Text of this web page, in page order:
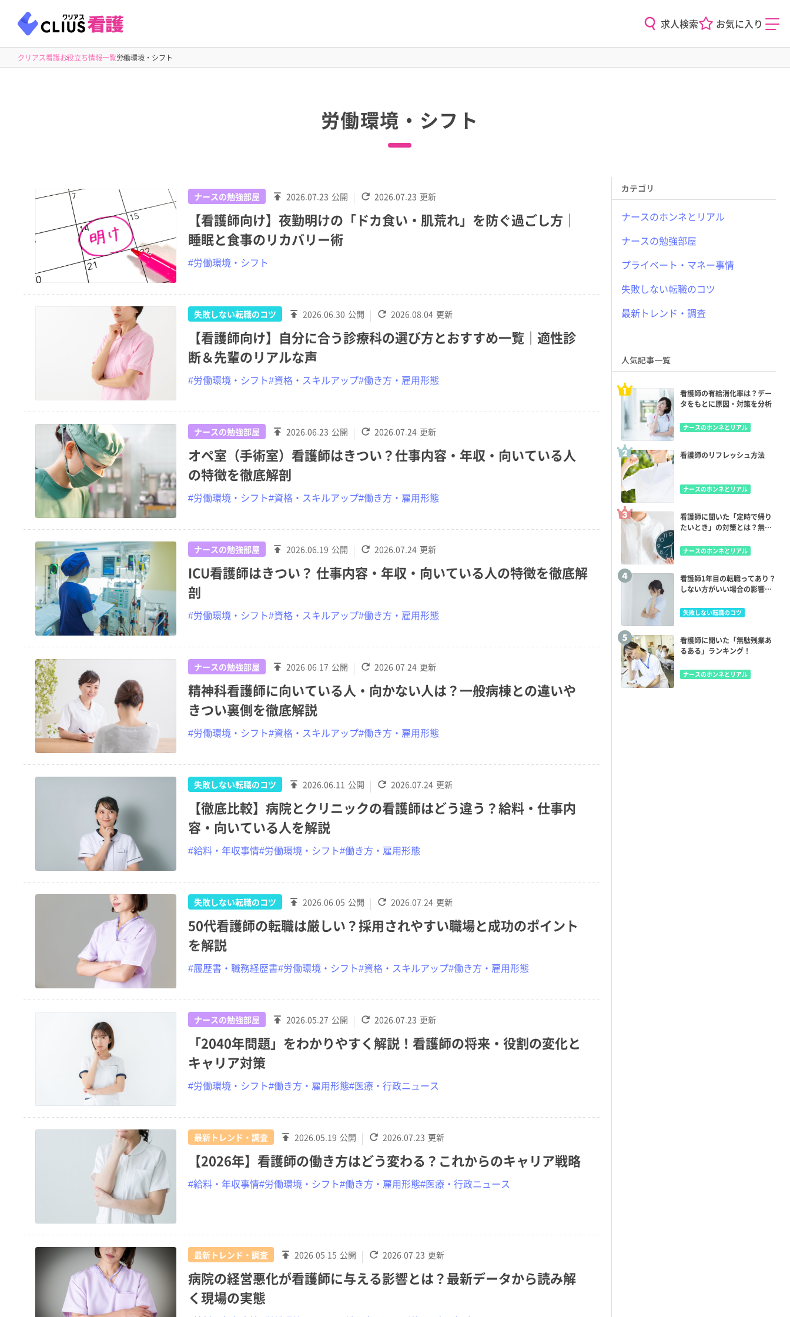
求人検索 お気に入り
クリアス看護お役立ち情報一覧労働環境・シフト
労働環境・シフト
ナースの勉強部屋 2026.07.23 公開 2026.07.23 更新
【看護師向け】夜勤明けの「ドカ食い・肌荒れ」を防ぐ過ごし方｜
睡眠と食事のリカバリー術
#労働環境・シフト
失敗しない転職のコツ 2026.06.30 公開 2026.08.04 更新
【看護師向け】自分に合う診療科の選び方とおすすめ一覧｜適性診
断＆先輩のリアルな声
#労働環境・シフト#資格・スキルアップ#働き方・雇用形態
ナースの勉強部屋 2026.06.23 公開 2026.07.24 更新
オペ室（手術室）看護師はきつい？仕事内容・年収・向いている人
の特徴を徹底解剖
#労働環境・シフト#資格・スキルアップ#働き方・雇用形態
ナースの勉強部屋 2026.06.19 公開 2026.07.24 更新
ICU看護師はきつい？ 仕事内容・年収・向いている人の特徴を徹底解
剖
#労働環境・シフト#資格・スキルアップ#働き方・雇用形態
ナースの勉強部屋 2026.06.17 公開 2026.07.24 更新
精神科看護師に向いている人・向かない人は？一般病棟との違いや
きつい裏側を徹底解説
#労働環境・シフト#資格・スキルアップ#働き方・雇用形態
失敗しない転職のコツ 2026.06.11 公開 2026.07.24 更新
【徹底比較】病院とクリニックの看護師はどう違う？給料・仕事内
容・向いている人を解説
#給料・年収事情#労働環境・シフト#働き方・雇用形態
失敗しない転職のコツ 2026.06.05 公開 2026.07.24 更新
50代看護師の転職は厳しい？採用されやすい職場と成功のポイント
を解説
#履歴書・職務経歴書#労働環境・シフト#資格・スキルアップ#働き方・雇用形態
ナースの勉強部屋 2026.05.27 公開 2026.07.23 更新
「2040年問題」をわかりやすく解説！看護師の将来・役割の変化と
キャリア対策
#労働環境・シフト#働き方・雇用形態#医療・行政ニュース
最新トレンド・調査 2026.05.19 公開 2026.07.23 更新
【2026年】看護師の働き方はどう変わる？これからのキャリア戦略
#給料・年収事情#労働環境・シフト#働き方・雇用形態#医療・行政ニュース
最新トレンド・調査 2026.05.15 公開 2026.07.23 更新
病院の経営悪化が看護師に与える影響とは？最新データから読み解
く現場の実態
カテゴリ
ナースのホンネとリアル
ナースの勉強部屋
プライベート・マネー事情
失敗しない転職のコツ
最新トレンド・調査
人気記事一覧
看護師の有給消化率は？デー
タをもとに原因・対策を分析
ナースのホンネとリアル
看護師のリフレッシュ方法
ナースのホンネとリアル
看護師に聞いた「定時で帰り
たいとき」の対策とは？無駄
ナースのホンネとリアル
看護師1年目の転職ってあり？
しない方がいい場合の影響も
音を聞いた
失敗しない転職のコツ
看護師に聞いた「無駄残業あ
るある」ランキング！
ナースのホンネとリアル